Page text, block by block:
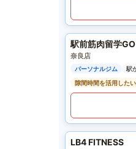
駅前筋肉留学GO
奈良店
パーソナルジム
駅
隙間時間を活用した
LB4 FITNESS